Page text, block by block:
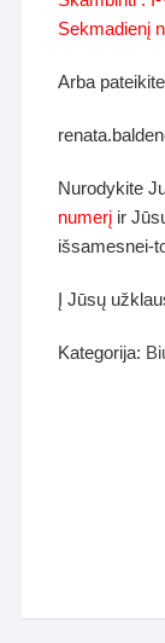
Sekmadienį
Arba
Nurodykite
numerį ir
išsamesnei-
Į Jūsų
Kategorija: